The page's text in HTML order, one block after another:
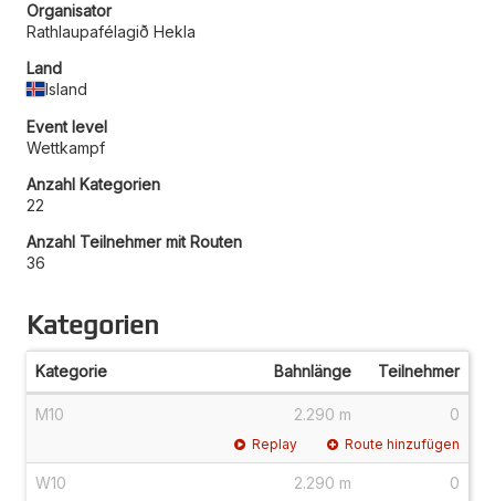
Organisator
Rathlaupafélagið Hekla
Land
Island
Event level
Wettkampf
Anzahl Kategorien
22
Anzahl Teilnehmer mit Routen
36
Kategorien
Kategorie Bahnlänge Teilnehmer
M10 2.290 m 0
Replay Route hinzufügen
W10 2.290 m 0